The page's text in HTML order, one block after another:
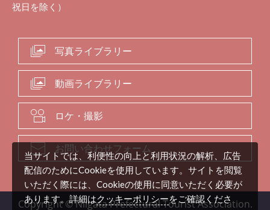
祝日を除く）
写真ライブラリー
動画ライブラリー
ロケ・撮影
お問い合わせフォーム
Copyright © Niigata Prefectural Tourist Association.
当サイトでは、利便性の向上と利用状況の解析、広告
配信のためにCookieを使用しています。サイトを閲覧
いただく際には、Cookieの使用に同意いただく必要が
あります。詳細はクッキーポリシーをご確認くださ